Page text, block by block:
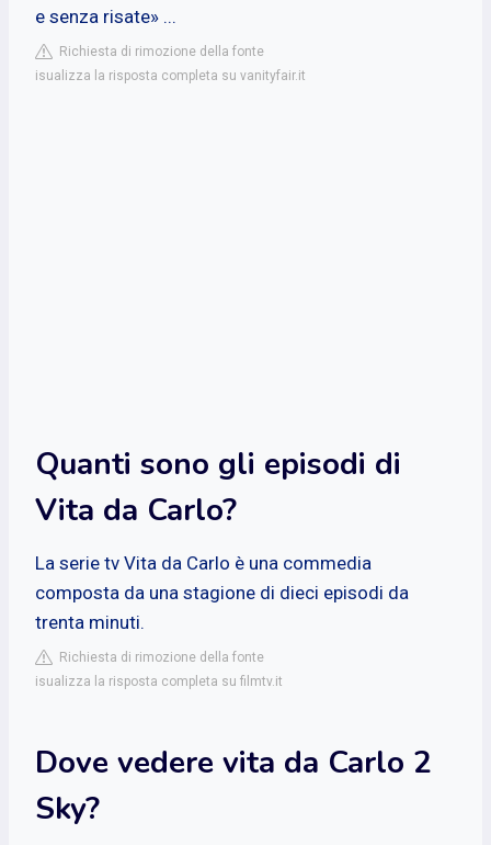
e senza risate» ...
Richiesta di rimozione della fonte
isualizza la risposta completa su vanityfair.it
Quanti sono gli episodi di
Vita da Carlo?
La serie tv Vita da Carlo è una commedia
composta da una stagione di dieci episodi da
trenta minuti.
Richiesta di rimozione della fonte
isualizza la risposta completa su filmtv.it
Dove vedere vita da Carlo 2
Sky?